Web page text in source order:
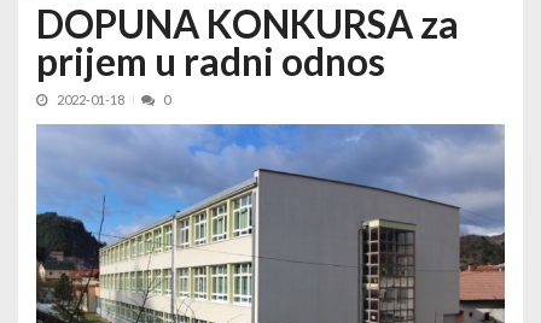
DOPUNA KONKURSA za
prijem u radni odnos
2022-01-18 0